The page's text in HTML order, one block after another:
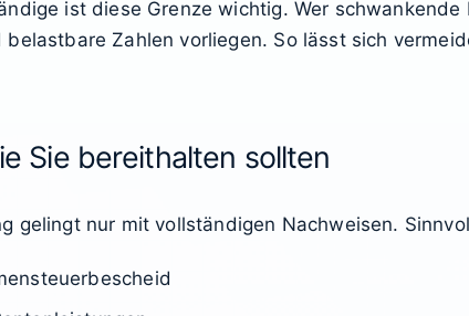
ist diese Grenze wichtig. Wer
belastbare Zahlen vorliegen. So lässt sich
Sie bereithalten sollten
gelingt nur mit vollständigen Nachweisen.